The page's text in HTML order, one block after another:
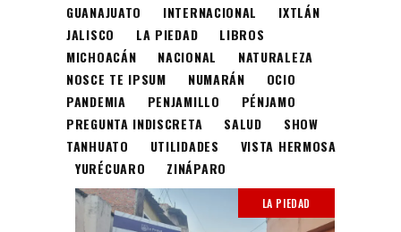
GUANAJUATO
INTERNACIONAL
IXTLÁN
JALISCO
LA PIEDAD
LIBROS
MICHOACÁN
NACIONAL
NATURALEZA
NOSCE TE IPSUM
NUMARÁN
OCIO
PANDEMIA
PENJAMILLO
PÉNJAMO
PREGUNTA INDISCRETA
SALUD
SHOW
TANHUATO
UTILIDADES
VISTA HERMOSA
YURÉCUARO
ZINÁPARO
LA PIEDAD